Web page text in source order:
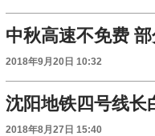
中秋高速不免费
2018年9月20日 10:32
沈阳地铁四号线长
2018年8月27日 15:40